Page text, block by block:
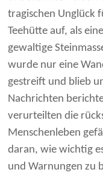
tragischen Unglück
Teehütte auf, als
gewaltige
wurde nur eine
gestreift und blieb
Nachrichten
verurteilten die
Menschenleben
daran, wie wichtig
und Warnungen zu